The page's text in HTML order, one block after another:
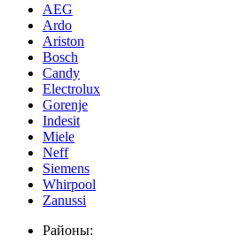
AEG
Ardo
Ariston
Bosch
Candy
Electrolux
Gorenje
Indesit
Miele
Neff
Siemens
Whirpool
Zanussi
Районы: